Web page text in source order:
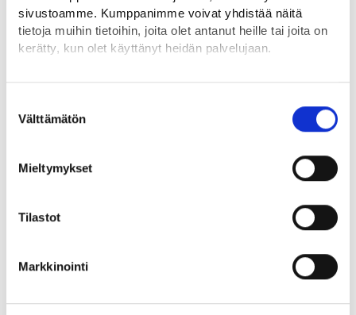
sivustoamme. Kumppanimme voivat yhdistää näitä
tietoja muihin tietoihin, joita olet antanut heille tai joita on
kerätty, kun olet käyttänyt heidän palvelujaan.
Löydät tietoa evästeiden käyttötarkoituksista
Lue tarkemmin
valinta
Välttämätön
Mieltymykset
Tilastot
Markkinointi
Tapahtumat
Sisältöä ei ole vielä lisätty.
Uusimmat työpaikat